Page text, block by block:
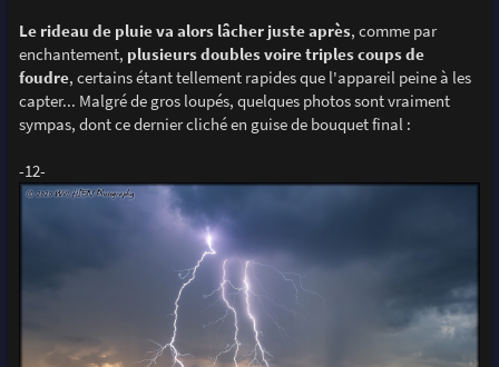
Le rideau de pluie va alors lâcher juste après, comme par
enchantement, plusieurs doubles voire triples coups de
foudre, certains étant tellement rapides que l'appareil peine à les
capter... Malgré de gros loupés, quelques photos sont vraiment
sympas, dont ce dernier cliché en guise de bouquet final :
-12-